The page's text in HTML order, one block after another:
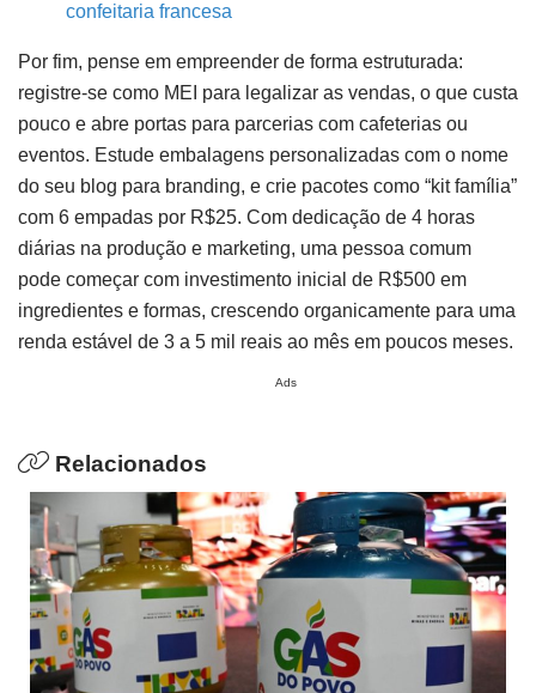
confeitaria francesa
Por fim, pense em empreender de forma estruturada:
registre-se como MEI para legalizar as vendas, o que custa
pouco e abre portas para parcerias com cafeterias ou
eventos. Estude embalagens personalizadas com o nome
do seu blog para branding, e crie pacotes como “kit família”
com 6 empadas por R$25. Com dedicação de 4 horas
diárias na produção e marketing, uma pessoa comum
pode começar com investimento inicial de R$500 em
ingredientes e formas, crescendo organicamente para uma
renda estável de 3 a 5 mil reais ao mês em poucos meses.
Ads
Relacionados